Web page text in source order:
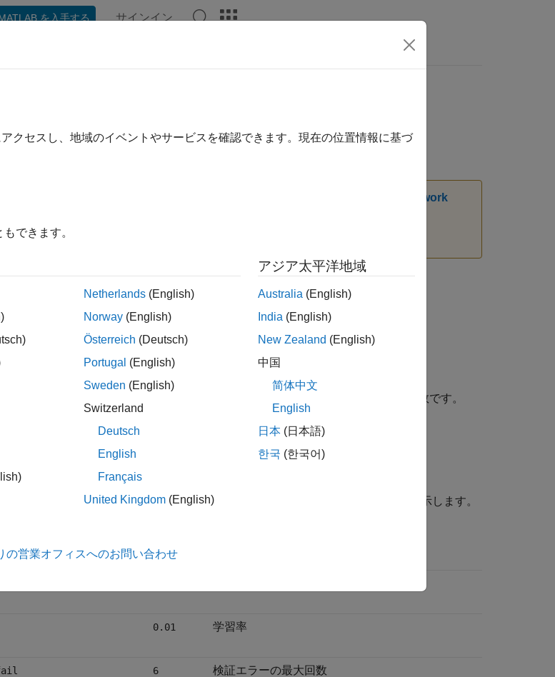
を入手する サインイン
付き勾配降下法を使用した逆伝播
Transition Legacy Neural Network
るアドバイスについては、
ム項付き勾配降下法に従って重みとバイアスの値を更新するネットワーク学習関数です。
は、ネットワークのtrainFcn プロパティを設定します。
ラメーターに従って行われます。以下に、学習パラメーターをその既定値と共に示します。
0.01 学習率
6 検証エラーの最大回数
クセスし、地域のイベントやサービスを確認できます。現在の位置情報に基づ
できます。
Netherlands (English)
Norway (English)
Österreich (Deutsch)
Portugal (English)
Sweden (English)
Switzerland
Deutsch
English
Français
United Kingdom (English)
アジア太平洋地域
Australia (English)
India (English)
New Zealand (English)
中国
简体中文
English
日本 (日本語)
한국 (한국어)
の営業オフィスへのお問い合わせ